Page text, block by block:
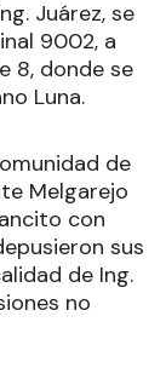
Juárez, se
9002, a
8, donde se
Luna.
de
Melgarejo
con
sus
de Ing.
no